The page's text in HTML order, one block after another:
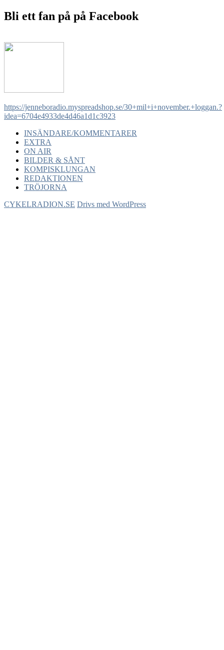
Bli ett fan på på Facebook
https://jenneboradio.myspreadshop.se/30+mil+i+november.+loggan.?
idea=6704e4933de4d46a1d1c3923
INSÄNDARE/KOMMENTARER
EXTRA
ON AIR
BILDER & SÅNT
KOMPISKLUNGAN
REDAKTIONEN
TRÖJORNA
CYKELRADION.SE Drivs med WordPress